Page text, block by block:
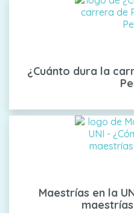
¿Cuánto dura la
Maestrías en la